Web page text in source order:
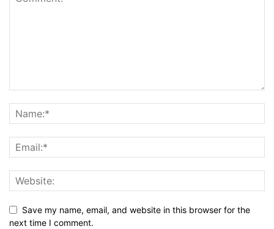
Save my name, email, and website in this browser for the
next time I comment.